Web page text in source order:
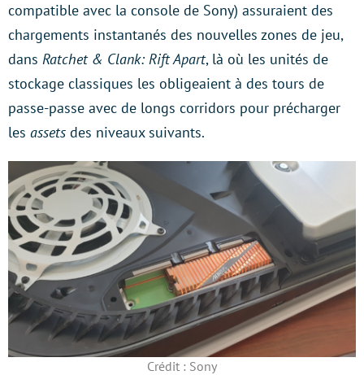
compatible avec la console de Sony) assuraient des
chargements instantanés des nouvelles zones de jeu,
dans Ratchet & Clank: Rift Apart, là où les unités de
stockage classiques les obligeaient à des tours de
passe-passe avec de longs corridors pour précharger
les assets des niveaux suivants.
Crédit : Sony